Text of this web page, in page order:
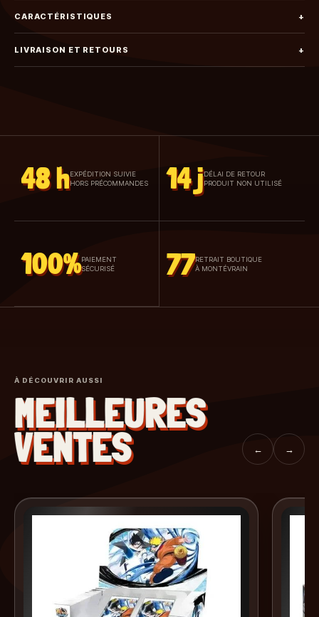
CARACTÉRISTIQUES +
LIVRAISON ET RETOURS +
48 hEXPÉDITION SUIVIE
HORS PRÉCOMMANDES
14 jDÉLAI DE RETOUR
PRODUIT NON UTILISÉ
100%PAIEMENT
SÉCURISÉ
77RETRAIT BOUTIQUE
À MONTÉVRAIN
À DÉCOUVRIR AUSSI
MEILLEURES
VENTES ← →